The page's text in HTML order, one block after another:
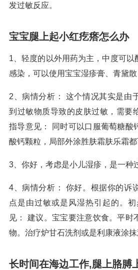
发过敏反应。
宝宝腿上起小红疙瘩怎么办
1、轻度的以外用药为主，中度可以
感染，可以使用宝宝湿疹膏、青黛散
2、病情分析： 这个情况其实是由
到过敏物质导致的皮肤过敏，需要
指导意见： 同时可以口服葡萄糖酸
酸钙颗粒，局部外涂胜肤霜肤乐霜都
3、你好，考虑是小儿湿疹，是一种
4、病情分析： 你好。根据你的诉
点是由过敏或是风湿热引起的。
见： 建议。宝宝要注意饮食。平时
物。治疗炉甘石洗剂或是利康液涂抹
长时间在海边工作,腿上胳膊